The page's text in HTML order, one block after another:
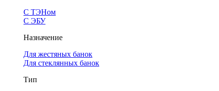
С ТЭНом
С ЭБУ
Назначение
Для жестяных банок
Для стеклянных банок
Тип